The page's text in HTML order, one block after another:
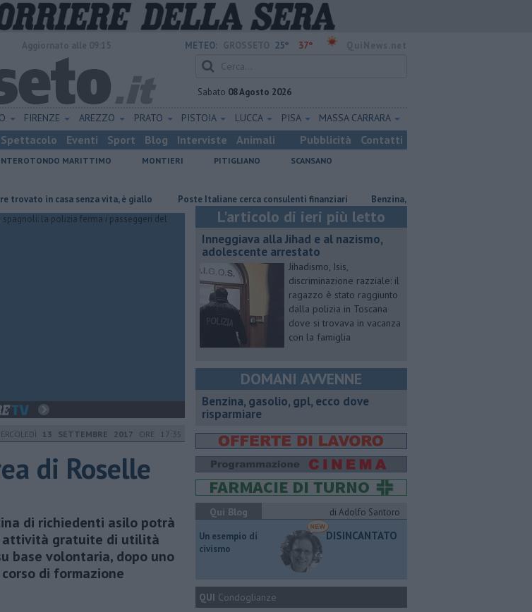
METEO: 25° 37°
Sabato 08 Agosto 2026
FIRENZE AREZZO PRATO PISTOIA LUCCA PISA MASSA CARRARA
Eventi Sport Blog Interviste Animali Pubblicità Contatti
MARITTIMO MONTIERI PITIGLIANO
SCANSANO
in casa senza vita, è giallo Poste Italiane cerca consulenti finanziari ​Benzina, gasolio, gpl, ecco dove risparmiare
13 SETTEMBRE 2017 ORE 17:35
di Roselle
di richiedenti asilo potrà
attività gratuite di utilità
base volontaria, dopo uno
di formazione
L'articolo di ieri più letto
Inneggiava alla Jihad e al nazismo,
adolescente arrestato
Jihadismo, Isis,
discriminazione razziale: il
ragazzo è stato raggiunto
dalla polizia in Toscana
dove si trovava in vacanza
con la famiglia
DOMANI AVVENNE
​Benzina, gasolio, gpl, ecco dove
risparmiare
Qui Blog
di Adolfo Santoro
​Un esempio di
civismo
DISINCANTATO
QUI Condoglianze